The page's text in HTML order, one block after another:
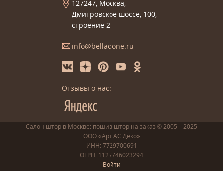
127247, Москва,
Дмитровское шоссе, 100,
строение 2
info@belladone.ru
Отзывы о нас:
Салон штор в Москве: пошив штор на заказ © 2005—2025
ООО «Арт АС Деко»
ИНН: 7729700691
ОГРН: 1127746023294
Войти